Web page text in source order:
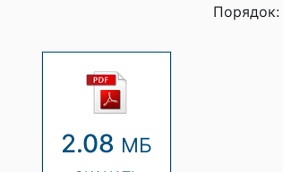
Порядок:
2.08 МБ